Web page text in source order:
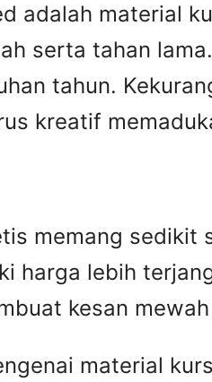
adalah material
serta tahan
tahun.
kreatif
memang
harga lebih
kesan
material